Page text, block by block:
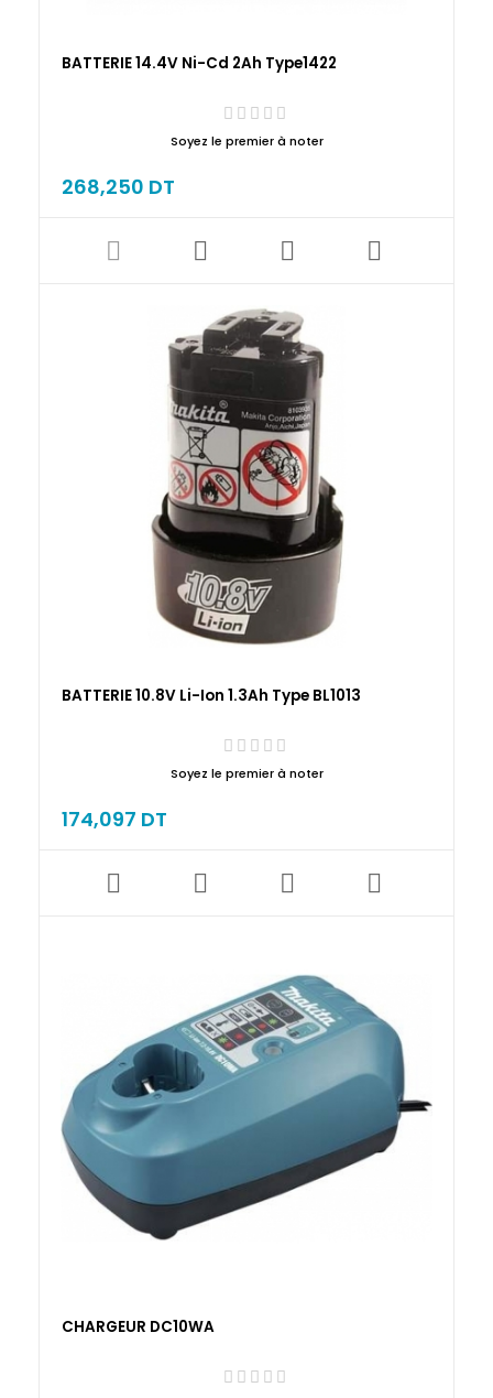
BATTERIE 14.4V Ni-Cd 2Ah Type1422
Soyez le premier à noter
268,250 DT
BATTERIE 10.8V Li-Ion 1.3Ah Type BL1013
Soyez le premier à noter
174,097 DT
CHARGEUR DC10WA